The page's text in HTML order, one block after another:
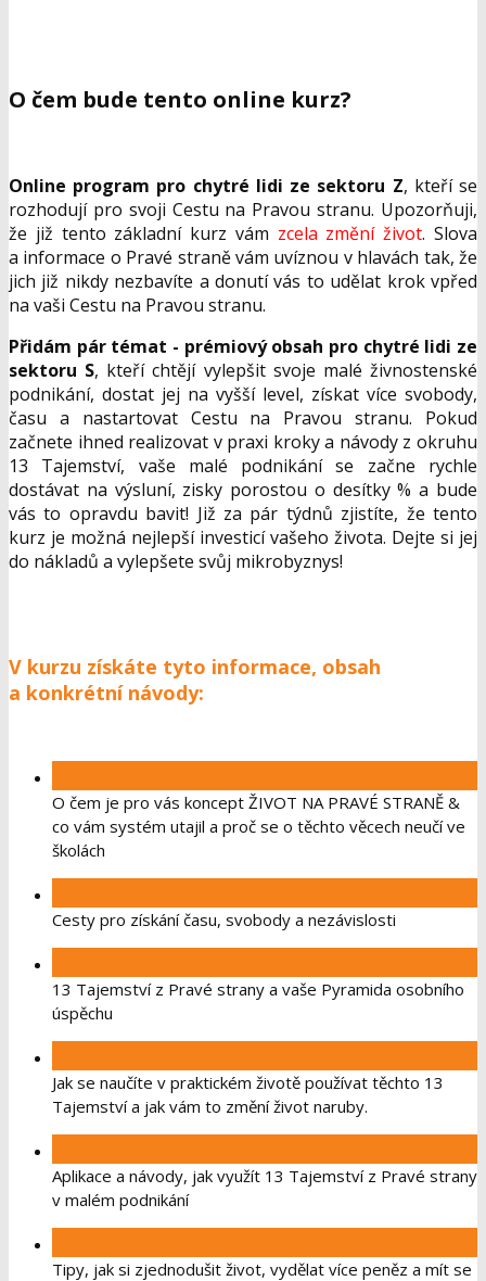
O čem bude tento online kurz?
Online program pro chytré lidi ze sektoru Z, kteří se
rozhodují pro svoji Cestu na Pravou stranu. Upozorňuji,
že již tento základní kurz vám zcela změní život. Slova
a informace o Pravé straně vám uvíznou v hlavách tak, že
jich již nikdy nezbavíte a donutí vás to udělat krok vpřed
na vaši Cestu na Pravou stranu.
Přidám pár témat - prémiový obsah pro chytré lidi ze
sektoru S, kteří chtějí vylepšit svoje malé živnostenské
podnikání, dostat jej na vyšší level, získat více svobody,
času a nastartovat Cestu na Pravou stranu. Pokud
začnete ihned realizovat v praxi kroky a návody z okruhu
13 Tajemství, vaše malé podnikání se začne rychle
dostávat na výsluní, zisky porostou o desítky % a bude
vás to opravdu bavit! Již za pár týdnů zjistíte, že tento
kurz je možná nejlepší investicí vašeho života. Dejte si jej
do nákladů a vylepšete svůj mikrobyznys!
V kurzu získáte tyto informace, obsah
a konkrétní návody:
O čem je pro vás koncept ŽIVOT NA PRAVÉ STRANĚ &
co vám systém utajil a proč se o těchto věcech neučí ve
školách
Cesty pro získání času, svobody a nezávislosti
13 Tajemství z Pravé strany a vaše Pyramida osobního
úspěchu
Jak se naučíte v praktickém životě používat těchto 13
Tajemství a jak vám to změní život naruby.
Aplikace a návody, jak využít 13 Tajemství z Pravé strany
v malém podnikání
Tipy, jak si zjednodušit život, vydělat více peněz a mít se